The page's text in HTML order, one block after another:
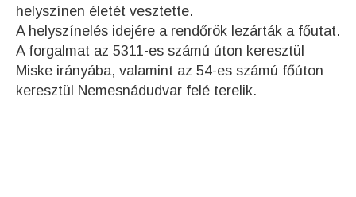
helyszínen életét vesztette.
A helyszínelés idejére a rendőrök lezárták a főutat.
A forgalmat az 5311-es számú úton keresztül
Miske irányába, valamint az 54-es számú főúton
keresztül Nemesnádudvar felé terelik.